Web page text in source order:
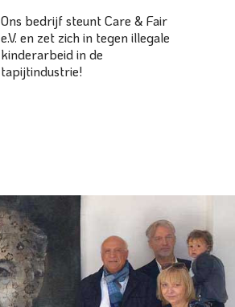
Ons bedrijf steunt Care & Fair
e.V. en zet zich in tegen illegale
kinderarbeid in de
tapijtindustrie!